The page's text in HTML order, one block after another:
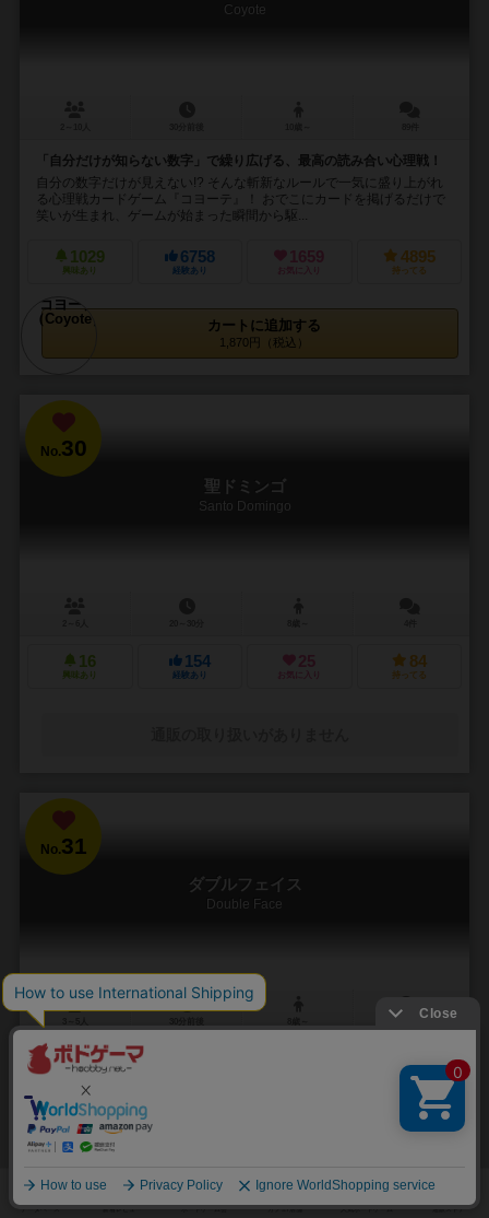
Coyote
「自分だけが知らない数字」で繰り広げる、最高の読み合い心理戦！
自分の数字だけが見えない!? そんな斬新なルールで一気に盛り上がれ
る心理戦カードゲーム『コヨーテ』！ おでこにカードを掲げるだけで
笑いが生まれ、ゲームが始まった瞬間から駆...
1029
興味あり
6758
経験あり
1659
お気に入り
4895
持ってる
カートに追加する
1,870円（税込）
No.30
聖ドミンゴ
Santo Domingo
16
興味あり
154
経験あり
25
お気に入り
84
持ってる
No.31
ダブルフェイス
Double Face
あなたの真実は、誰かの嘘かもしれない。
プレイヤーは、公安、潜入捜査官、スパイに扮して機密情報の争奪戦
をします。 ≪ストーリー≫ ある密売組織のボスに親子のように育てら
れた男がいた。 男は親代わりであるボ...
21